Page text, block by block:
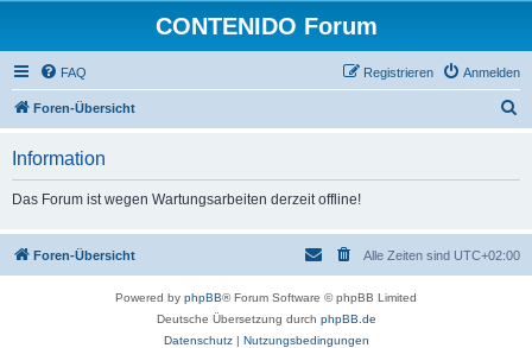
CONTENIDO Forum
FAQ Anmelden
Registrieren
Foren-Übersicht
Information
Das Forum ist wegen Wartungsarbeiten derzeit offline!
Foren-Übersicht Alle Zeiten sind UTC+02:00
Powered by phpBB® Forum Software © phpBB Limited
Deutsche Übersetzung durch phpBB.de
Datenschutz| Nutzungsbedingungen